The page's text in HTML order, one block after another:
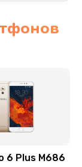
6 Plus M686